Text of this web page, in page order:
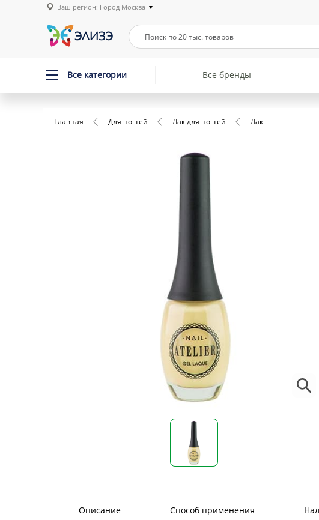
Ваш регион: Город Москва
Все категории Все бренды
Главная Для ногтей Лак для ногтей Лак
Описание Способ применения